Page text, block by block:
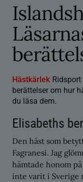
Hästkärlek
berättelser om hur
du läsa dem.
Elisabeths
Den häst som
Fagranesi. Jag
hämtade honom
inte varit i Sverige